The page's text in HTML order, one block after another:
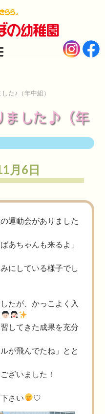
稚園
た♪（年中組）
ました♪（年
月6日
の運動会がありました
あちゃんも来るよ」
にしている様子でし
たが、かっこよく入
してきた成果を充分
が飛んでたね」とと
ざいました！
さい ♡